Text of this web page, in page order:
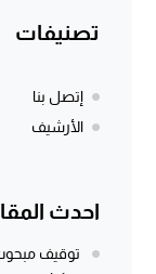
تصنيفات
إتصل بنا
الأرشيف
احدث
توقيف